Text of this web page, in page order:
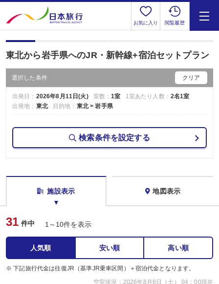
お気に入り 閲覧履歴
東北から岩手県へのJR・新幹線+宿泊セットプラン
選択した条件 クリア
出発日： 2026年8月11日(火) 室数：1室 1室あたり人数： 2名1室
出発地： 東北 目的地： 東北 > 岩手県
検索条件を設定する
施設表示 地図表示
31 件中 1～10件を表示
人気順 安い順 高い順
※ 下記旅行代金は往復JR（基準JR乗車区間）＋宿泊代金となります。
空室状況：2026年8月8日（土） 04：00現在